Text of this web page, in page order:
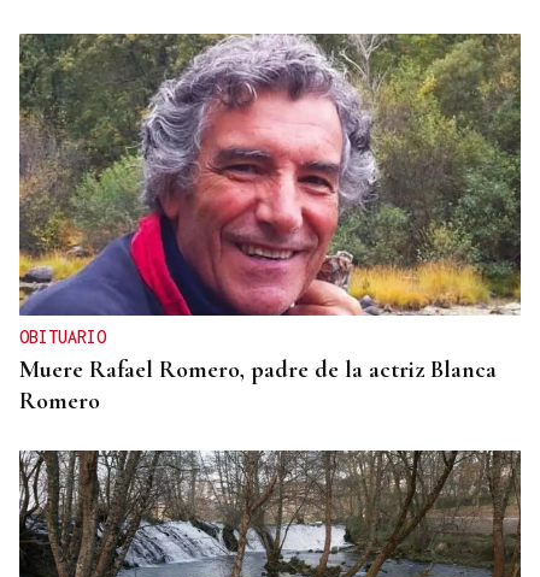
Miguel Abad Vila
TRIBUNA
Una crisis migratoria y una crisis sanitaria
OBITUARIO
Muere Rafael Romero, padre de la actriz Blanca
Romero